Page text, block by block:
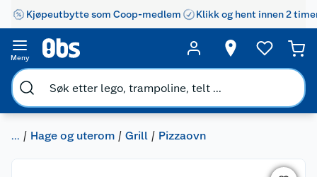
Kjøpeutbytte som Coop-medlem Klikk og hent innen 2
Meny
... Hage og uterom Grill Pizzaovn